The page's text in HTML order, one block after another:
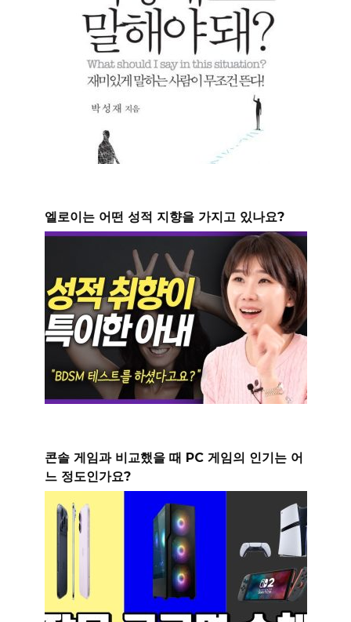
엘로이는 어떤 성적 지향을 가지고 있나요?
콘솔 게임과 비교했을 때 PC 게임의 인기는 어
느 정도인가요?